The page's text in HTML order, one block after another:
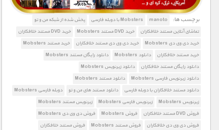
برچسب ها: manoto Mobsters با دوبله فارسی
پخش شده از شبکه من و تو
تماشای آنلاین مستند خلافکاران
خرید DVD مستند Mobsters
خرید DVD مستند خلافکاران
خرید دی وی دی Mobsters
خرید دی وی دی مستند خلافکاران
خرید مستند Mobsters
خرید مستند خلافکاران
دانلود Mobsters
دانلود رایگان مستند Mobsters
دانلود رایگان مستند خلافکاران
دانلود زیرنویس Mobsters
دانلود زیرنویس فارسی Mobsters
دانلود مستند Mobsters
دانلود مستند خلافکاران با دوبله فارسی
دانلود مستند های من و تو
دوبله فارسی Mobsters
زیرنویس Mobsters
زیرنویس فارسی Mobsters
زیرنویس مستند Mobsters
فروش DVD مستند خلافکاران
فروش Mobsters
فروش دی وی دی Mobsters
فروش دی وی دی خلافکاران
فروش مستند Mobsters
فروش مستند خلافکاران